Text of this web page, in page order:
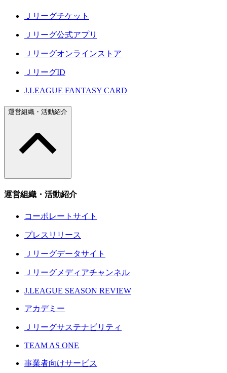
Ｊリーグチケット
Ｊリーグ公式アプリ
Ｊリーグオンラインストア
ＪリーグID
J.LEAGUE FANTASY CARD
運営組織・活動紹介
運営組織・活動紹介
コーポレートサイト
プレスリリース
Ｊリーグデータサイト
Ｊリーグメディアチャンネル
J.LEAGUE SEASON REVIEW
アカデミー
Ｊリーグサステナビリティ
TEAM AS ONE
事業者向けサービス